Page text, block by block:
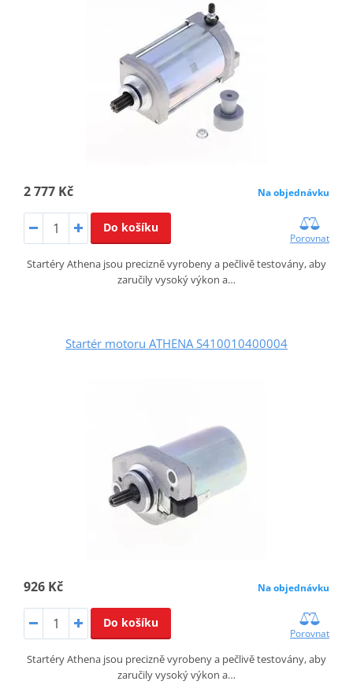
2 777 Kč Na objednávku
Do košíku
Porovnat
Startéry Athena jsou precizně vyrobeny a pečlivě testovány, aby
zaručily vysoký výkon a…
Startér motoru ATHENA S410010400004
926 Kč Na objednávku
Do košíku
Porovnat
Startéry Athena jsou precizně vyrobeny a pečlivě testovány, aby
zaručily vysoký výkon a…